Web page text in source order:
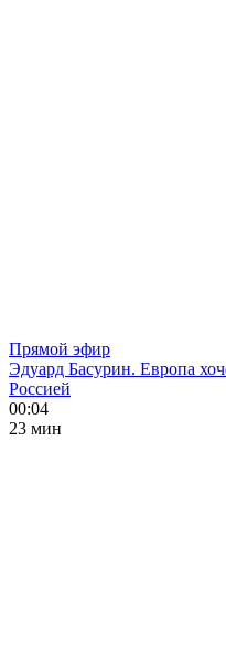
Прямой эфир
Эдуард Басурин. Европа
Россией
00:04
23 мин